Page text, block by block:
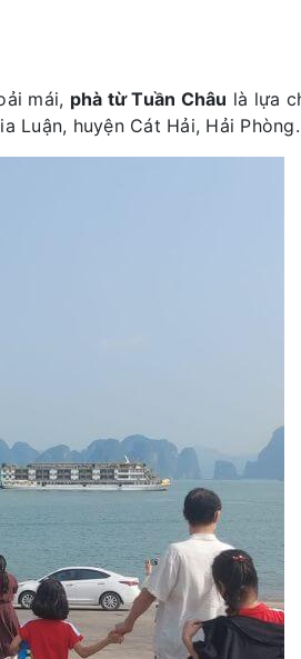
mái, phà từ Tuần Châu là lựa
Luận, huyện Cát Hải, Hải Phòng.